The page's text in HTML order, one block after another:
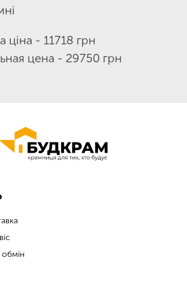
ціна - 11718 грн
цена - 29750 грн